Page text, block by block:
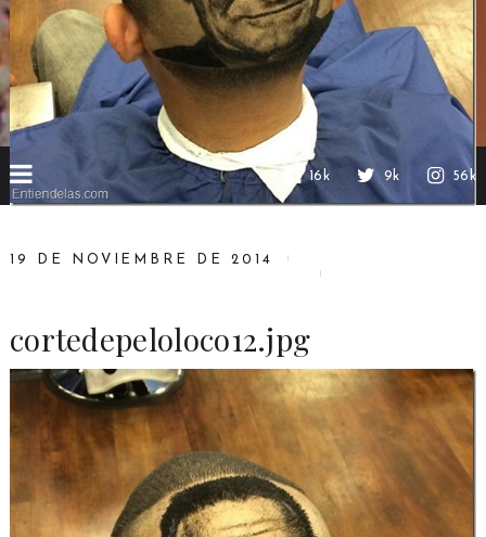
16k 9k 56k
19 DE NOVIEMBRE DE 2014
cortedepeloloco12.jpg